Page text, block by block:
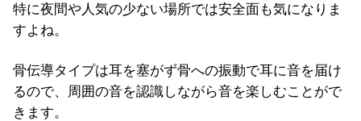
特に夜間や人気の少ない場所では安全面も気になりま
すよね。
骨伝導タイプは耳を塞がず骨への振動で耳に音を届け
るので、周囲の音を認識しながら音を楽しむことがで
きます。